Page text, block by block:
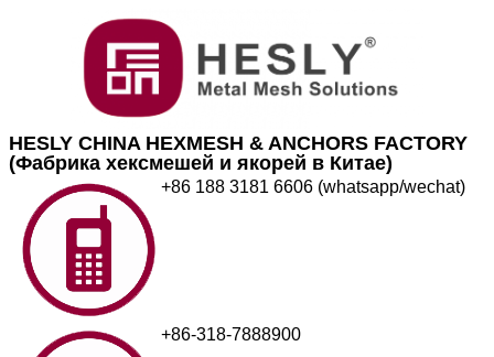
HESLY CHINA HEXMESH & ANCHORS FACTORY
(Фабрика хексмешей и якорей в Китае)
+86 188 3181 6606 (whatsapp/wechat)
+86-318-7888900